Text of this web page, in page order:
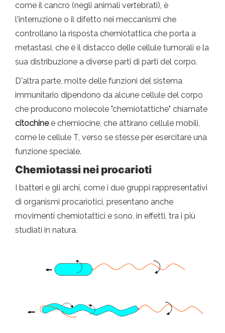
come il cancro (negli animali vertebrati), è
l'interruzione o il difetto nei meccanismi che
controllano la risposta chemiotattica che porta a
metastasi, che è il distacco delle cellule tumorali e la
sua distribuzione a diverse parti di parti del corpo.
D'altra parte, molte delle funzioni del sistema
immunitario dipendono da alcune cellule del corpo
che producono molecole "chemiotattiche" chiamate
citochinee chemiocine, che attirano cellule mobili,
come le cellule T, verso se stesse per esercitare una
funzione speciale.
Chemiotassi nei procarioti
I batteri e gli archi, come i due gruppi rappresentativi
di organismi procariotici, presentano anche
movimenti chemiotattici e sono, in effetti, tra i più
studiati in natura.